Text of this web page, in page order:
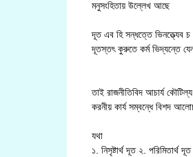
মনুসংহিতায় উল্লেখ আছে
দূত এব হি সন্ধত্তে ভিনত্ত্যেব চ
দূতস্তৎ কুরুতে কর্ম ভিদ্যন্তে
তাই রাজনীতিবিদ আচার্য
করনীয় কার্য সম্বন্ধে বিশদ
যথা
১. নিসৃষ্টার্থ দূত ২. পরিমিতার্থ